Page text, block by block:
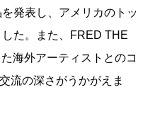
発表し、アメリカのトッ
た。また、FRED THE
海外アーティストとのコ
流の深さがうかがえま